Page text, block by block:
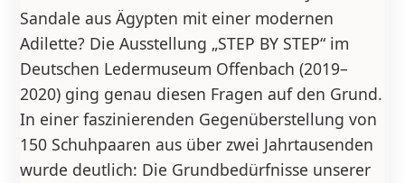
Sandale aus Ägypten mit einer modernen
Adilette? Die Ausstellung „STEP BY STEP“ im
Deutschen Ledermuseum Offenbach (2019–
2020) ging genau diesen Fragen auf den Grund.
In einer faszinierenden Gegenüberstellung von
150 Schuhpaaren aus über zwei Jahrtausenden
wurde deutlich: Die Grundbedürfnisse unserer